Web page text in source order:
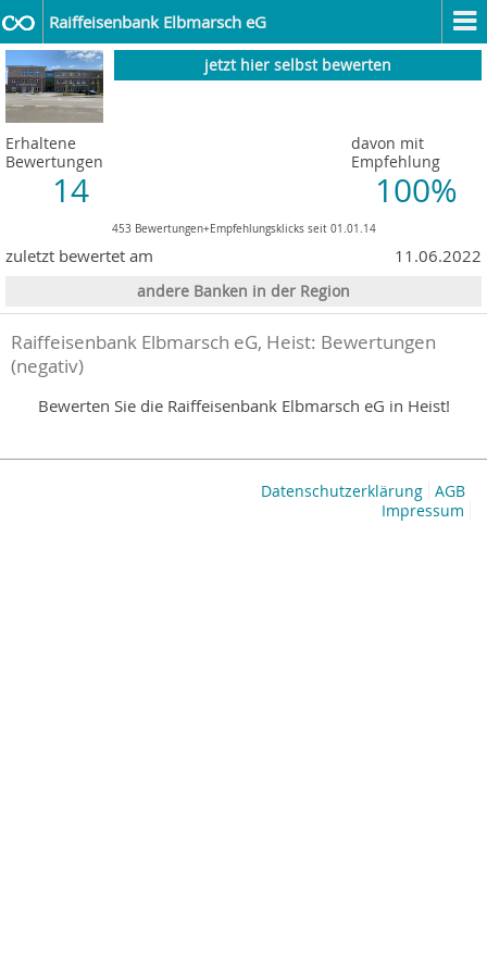
Raiffeisenbank Elbmarsch eG
jetzt hier selbst bewerten
Erhaltene
Bewertungen
14
davon mit
Empfehlung
100%
453 Bewertungen+Empfehlungsklicks seit 01.01.14
zuletzt bewertet am 11.06.2022
andere Banken in der Region
Raiffeisenbank Elbmarsch eG, Heist: Bewertungen
(negativ)
Bewerten Sie die Raiffeisenbank Elbmarsch eG in Heist!
AGB
Datenschutzerklärung
Impressum